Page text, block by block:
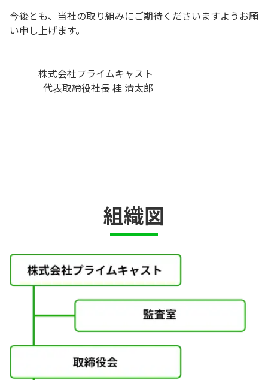
今後とも、当社の取り組みにご期待くださいますようお願
い申し上げます。
株式会社プライムキャスト
代表取締役社長 桂 清太郎
組織図